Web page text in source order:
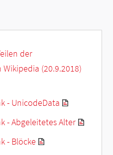
der
(20.9.2018)
- UnicodeData
- Abgeleitetes Alter
- Blöcke